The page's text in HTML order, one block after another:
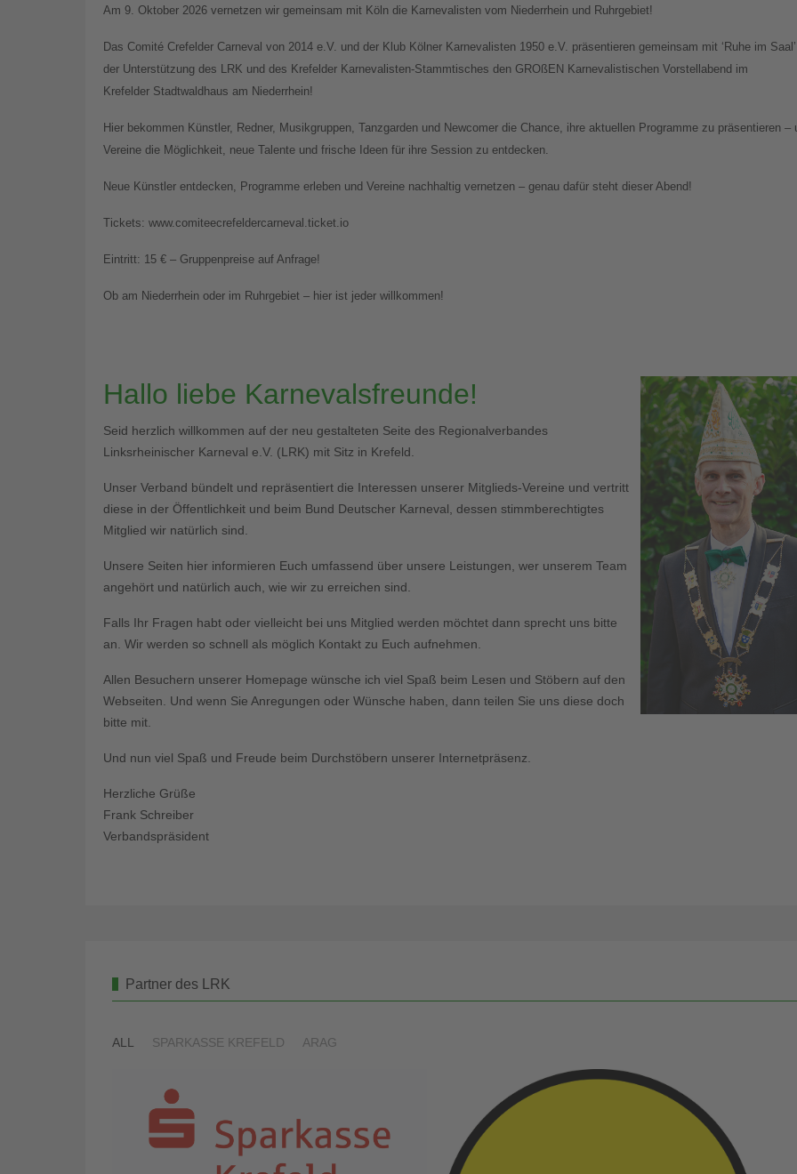
Am 9. Oktober 2026 vernetzen wir gemeinsam mit Köln die Karnevalisten vom Niederrhein und Ruhrgebiet!
Das Comité Crefelder Carneval von 2014 e.V. und der Klub Kölner Karnevalisten 1950 e.V. präsentieren gemeinsam mit ‘Ruhe im Saal’
der Unterstützung des LRK und des Krefelder Karnevalisten-Stammtisches den GROßEN Karnevalistischen Vorstellabend im
Krefelder Stadtwaldhaus am Niederrhein!
Hier bekommen Künstler, Redner, Musikgruppen, Tanzgarden und Newcomer die Chance, ihre aktuellen Programme zu präsentieren –
Vereine die Möglichkeit, neue Talente und frische Ideen für ihre Session zu entdecken.
Neue Künstler entdecken, Programme erleben und Vereine nachhaltig vernetzen – genau dafür steht dieser Abend!
Tickets: www.comiteecrefeldercarneval.ticket.io
Eintritt: 15 € – Gruppenpreise auf Anfrage!
Ob am Niederrhein oder im Ruhrgebiet – hier ist jeder willkommen!
Hallo liebe Karnevalsfreunde!
Seid herzlich willkommen auf der neu gestalteten Seite des Regionalverbandes
Linksrheinischer Karneval e.V. (LRK) mit Sitz in Krefeld.
Unser Verband bündelt und repräsentiert die Interessen unserer Mitglieds-Vereine und vertritt
diese in der Öffentlichkeit und beim Bund Deutscher Karneval, dessen stimmberechtigtes
Mitglied wir natürlich sind.
Unsere Seiten hier informieren Euch umfassend über unsere Leistungen, wer unserem Team
angehört und natürlich auch, wie wir zu erreichen sind.
Falls Ihr Fragen habt oder vielleicht bei uns Mitglied werden möchtet dann sprecht uns bitte
an. Wir werden so schnell als möglich Kontakt zu Euch aufnehmen.
Allen Besuchern unserer Homepage wünsche ich viel Spaß beim Lesen und Stöbern auf den
Webseiten. Und wenn Sie Anregungen oder Wünsche haben, dann teilen Sie uns diese doch
bitte mit.
Und nun viel Spaß und Freude beim Durchstöbern unserer Internetpräsenz.
Herzliche Grüße
Frank Schreiber
Verbandspräsident
Partner des LRK
ALL SPARKASSE KREFELD ARAG